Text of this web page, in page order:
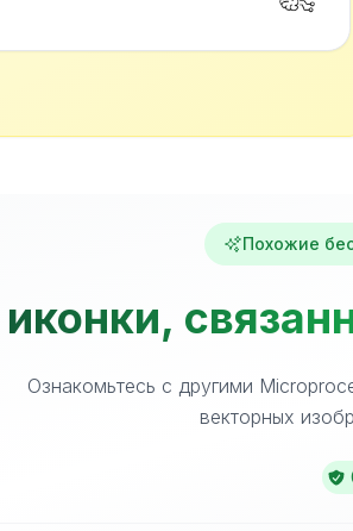
Похожие
Ознакомьтесь с другими
векторных